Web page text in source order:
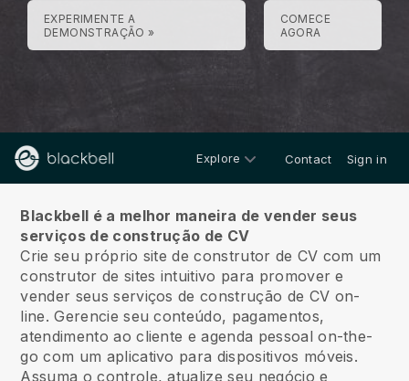
EXPERIMENTE A
DEMONSTRAÇÃO »
COMECE
AGORA
Explore Contact Sign in
Blackbell é a melhor maneira de vender seus
serviços de construção de CV
Crie seu próprio site de construtor de CV com um
construtor de sites intuitivo para promover e
vender seus serviços de construção de CV on-
line. Gerencie seu conteúdo, pagamentos,
atendimento ao cliente e agenda pessoal on-the-
go com um aplicativo para dispositivos móveis.
Assuma o controle, atualize seu negócio e